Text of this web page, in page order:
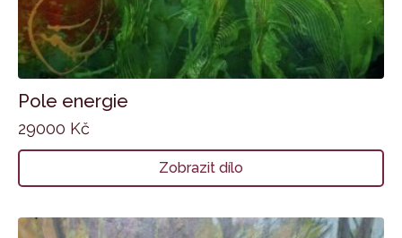
Pole energie
29000 Kč
Zobrazit dílo